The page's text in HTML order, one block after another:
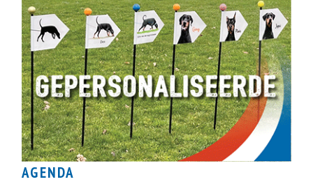
AGENDA